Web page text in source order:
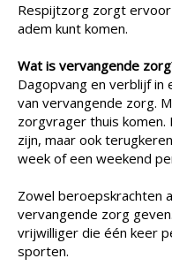
Respijtzorg zorgt
adem kunt komen.
Wat is vervangende
Dagopvang en verblijf in
van vervangende zorg.
zorgvrager thuis komen.
zijn, maar ook
week of een weekend
Zowel beroepskrachten
vervangende zorg
vrijwilliger die één keer
sporten.